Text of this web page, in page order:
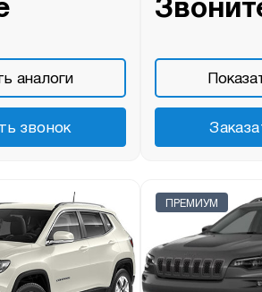
аналоги
звонок
ПРЕМИУМ